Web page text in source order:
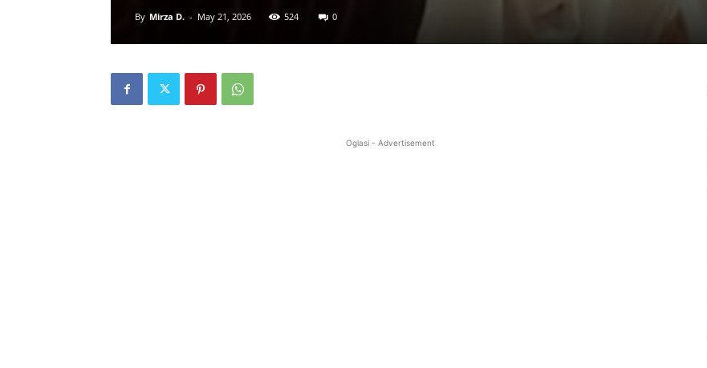
By Mirza D. - May 21, 2026 524 0
Oglasi - Advertisement